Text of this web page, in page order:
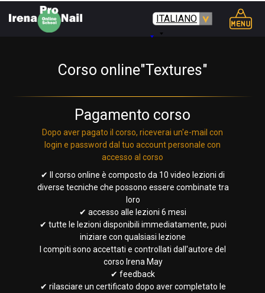
ITALIANO
Corso online"Textures"
✔ Il corso online è composto da 10 video lezioni di
diverse tecniche che possono essere combinate tra
loro
✔ accesso alle lezioni 6 mesi
✔ tutte le lezioni disponibili immediatamente, puoi
iniziare con qualsiasi lezione
I compiti sono accettati e controllati dall'autore del
corso Irena May
✔ feedback
✔ rilasciare un certificato dopo aver completato le
Pagamento corso
Dopo aver pagato il corso, riceverai un'e-mail con
login e password dal tuo account personale con
accesso al corso